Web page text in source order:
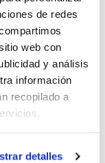
de redes
web con
y análisis
información
recopilado a
detalles
Sueca73
BC Badajoz
Sueca57